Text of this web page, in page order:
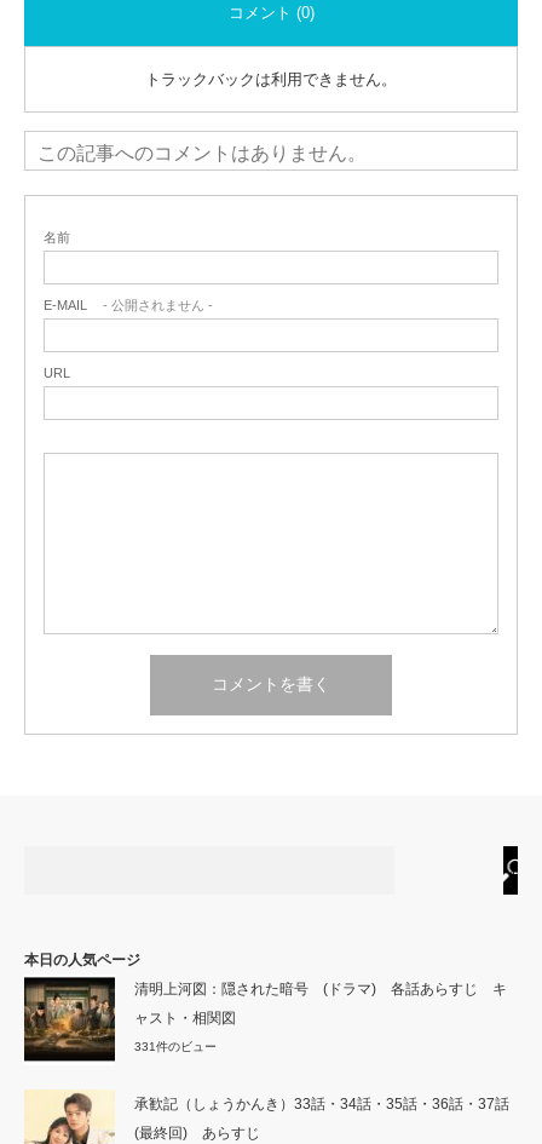
コメント (0)
トラックバックは利用できません。
この記事へのコメントはありません。
名前
E-MAIL - 公開されません -
URL
本日の人気ページ
清明上河図：隠された暗号 (ドラマ) 各話あらすじ キ
ャスト・相関図
331件のビュー
承歓記（しょうかんき）33話・34話・35話・36話・37話
(最終回) あらすじ